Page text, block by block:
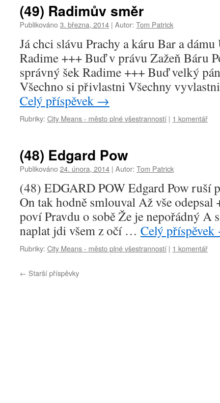
(49) Radimův směr
Publikováno3. března, 2014 | Autor: Tom Patrick
Já chci slávu Prachy a káru Bar a
Radime +++ Buď v právu Zažeň Báru
správný šek Radime +++ Buď velký
Všechno si přivlastni Všechny
Celý příspěvek →
Rubriky: City Means - město plné všestranností | 1 komentář
(48) Edgard Pow
Publikováno24. února, 2014 | Autor: Tom Patrick
(48) EDGARD POW Edgard Pow ruší
On tak hodně smlouval Až vše odepsal
poví Pravdu o sobě Že je nepořádný A
naplat jdi všem z očí … Celý příspěvek
Rubriky: City Means - město plné všestranností | 1 komentář
← Starší příspěvky